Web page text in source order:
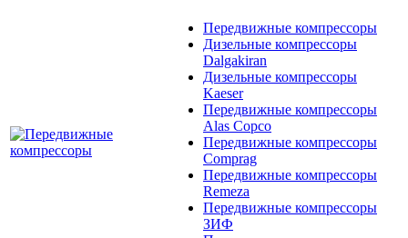
Передвижные компрессоры
Дизельные компрессоры
Dalgakiran
Дизельные компрессоры
Kaeser
Передвижные компрессоры
Alas Copco
Передвижные компрессоры
Comprag
Передвижные компрессоры
Remeza
Передвижные компрессоры
ЗИФ